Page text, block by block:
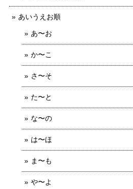
あいうえお順
あ〜お
か〜こ
さ〜そ
た〜と
な〜の
は〜ほ
ま〜も
や〜よ